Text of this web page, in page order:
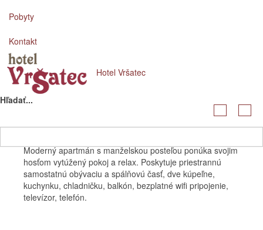
Pobyty
Kontakt
Hotel Vršatec
Hľadať...
Moderný apartmán s manželskou posteľou ponúka svojim
hosťom vytúžený pokoj a relax. Poskytuje priestrannú
samostatnú obývaciu a spálňovú časť, dve kúpeľne,
kuchynku, chladničku, balkón, bezplatné wifi pripojenie,
televízor, telefón.